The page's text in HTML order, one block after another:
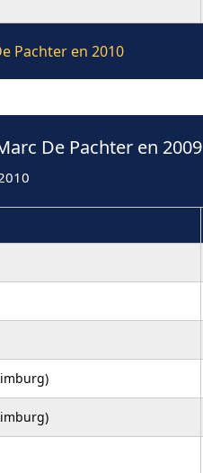
Pachter en 2010
De Pachter en 2009